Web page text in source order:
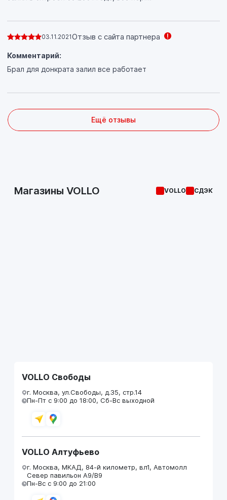
03.11.2021Отзыв с сайта партнера
Комментарий:
Брал для донкрата залил все работает
Ещё отзывы
Магазины VOLLO VOLLO СДЭК
VOLLO Свободы
г. Москва, ул.Свободы, д.35, стр.14
Пн-Пт с 9:00 до 18:00, Сб-Вс выходной
VOLLO Алтуфьево
г. Москва, МКАД, 84-й километр, вл1, Автомолл
Север павильон А9/В9
Пн-Вс с 9:00 до 21:00